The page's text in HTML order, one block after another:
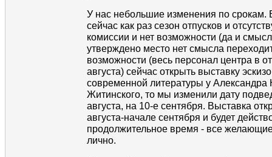
У нас небольшие изменения по срокам.
сейчас как раз сезон отпусков и
комиссии и нет возможности (да и
утверждено место нет смысла
возможности (весь персонал центра в
августа) сейчас открыть выставку
современной литературы у Александра
Житинского, то мы изменили дату
августа, на 10-е сентября. Выставка
августа-начале сентября и будет
продолжительное время - все желающие
лично.